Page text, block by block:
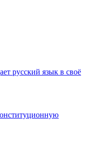
русский язык в своё